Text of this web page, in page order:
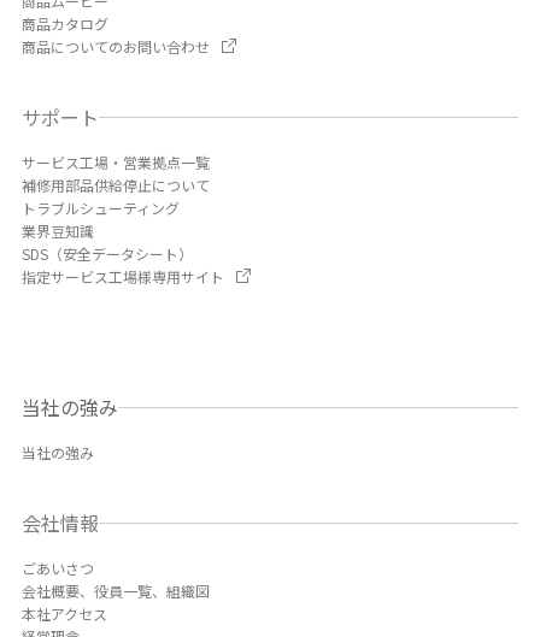
商品カタログ
商品についてのお問い合わせ
サポート
サービス工場・営業拠点一覧
補修用部品供給停止について
トラブルシューティング
業界豆知識
SDS（安全データシート）
指定サービス工場様専用サイト
当社の強み
当社の強み
会社情報
ごあいさつ
会社概要、役員一覧、組織図
本社アクセス